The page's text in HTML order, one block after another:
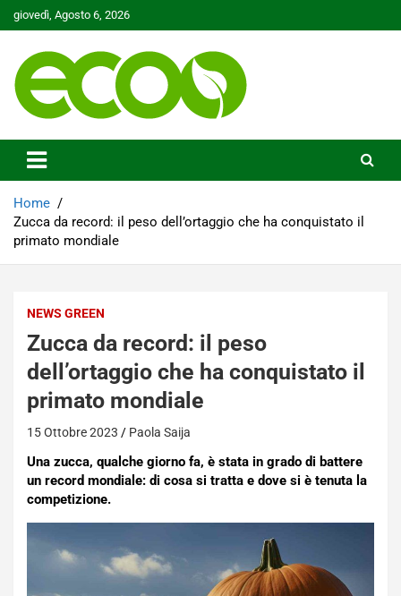
Skip
to
giovedì, Agosto 6, 2026
Ecoo.it
Home
Zucca da record: il peso dell’ortaggio che ha conquistato il
primato mondiale
NEWS GREEN
Zucca da record: il peso
dell’ortaggio che ha conquistato il
primato mondiale
15 Ottobre 2023 Paola Saija
Una zucca, qualche giorno fa, è stata in grado di battere
un record mondiale: di cosa si tratta e dove si è tenuta la
competizione.